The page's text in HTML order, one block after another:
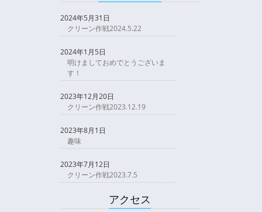
2024年5月31日
クリーン作戦2024.5.22
2024年1月5日
明けましておめでとうございま
す！
2023年12月20日
クリーン作戦2023.12.19
2023年8月1日
趣味
2023年7月12日
クリーン作戦2023.7.5
アクセス